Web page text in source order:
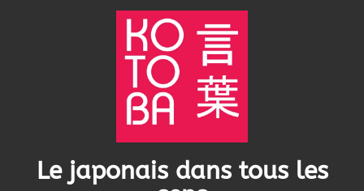
Le japonais dans tous les